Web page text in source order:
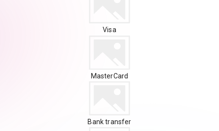
Visa
MasterCard
Bank transfer